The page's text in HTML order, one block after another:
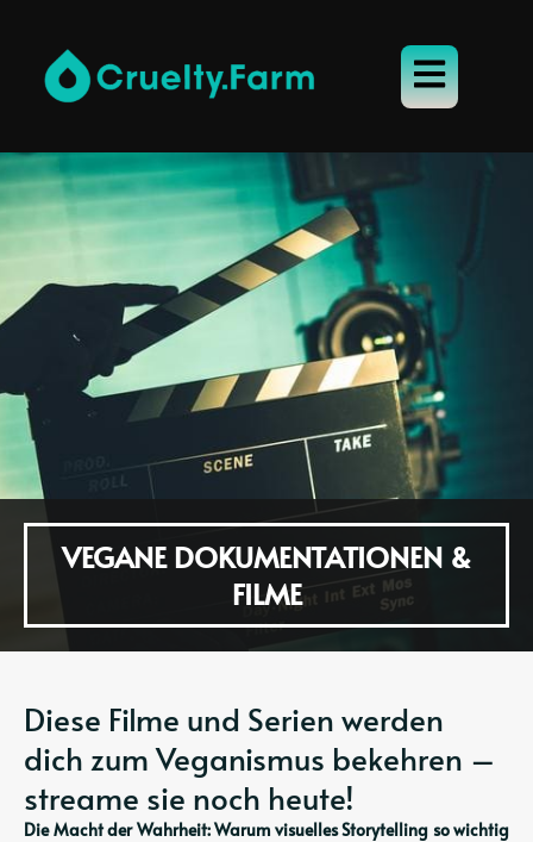
VEGANE DOKUMENTATIONEN &
FILME
Diese Filme und Serien werden
dich zum Veganismus bekehren –
streame sie noch heute!
Die Macht der Wahrheit: Warum visuelles Storytelling so wichtig